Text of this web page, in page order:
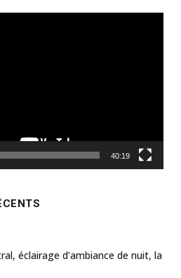
40:19
éclairage d’ambiance de nuit, la